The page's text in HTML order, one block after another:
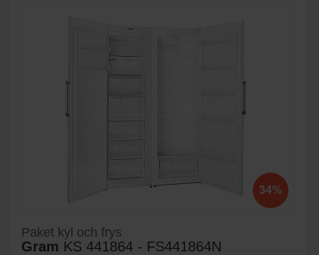
34%
Paket kyl och frys
Gram KS 441864 - FS441864N